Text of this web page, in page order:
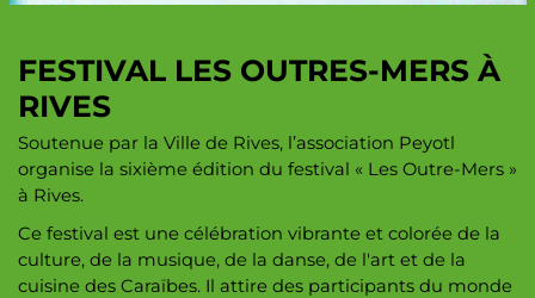
FESTIVAL LES OUTRES-MERS À
RIVES
Soutenue par la Ville de Rives, l’association Peyotl
organise la sixième édition du festival « Les Outre-Mers »
à Rives.
Ce festival est une célébration vibrante et colorée de la
culture, de la musique, de la danse, de l'art et de la
cuisine des Caraïbes. Il attire des participants du monde